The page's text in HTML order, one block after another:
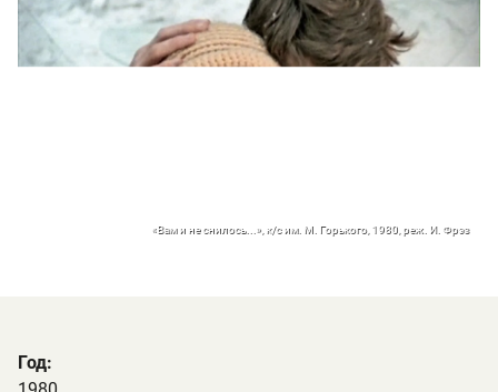
«Вам и не снилось...», к/с им. М. Горького, 1980, реж. И. Фрэз
Год: